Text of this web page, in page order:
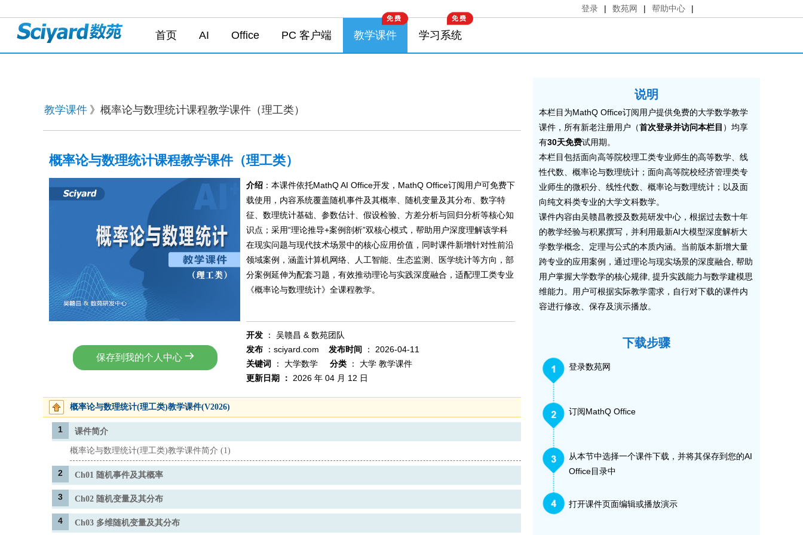
登录 | 数苑网 | 帮助中心 |
首页 AI Office PC 客户端 教学课件 学习系统
教学课件 》概率论与数理统计课程教学课件（理工类）
概率论与数理统计课程教学课件（理工类）
保存到我的个人中心
介绍 ：本课件依托MathQ AI Office开发，MathQ Office订阅用户可免费下
载使用，内容系统覆盖随机事件及其概率、随机变量及其分布、数字特
征、数理统计基础、参数估计、假设检验、方差分析与回归分析等核心知
识点；采用“理论推导+案例剖析”双核心模式，帮助用户深度理解该学科
在现实问题与现代技术场景中的核心应用价值，同时课件新增针对性前沿
领域案例，涵盖计算机网络、人工智能、生态监测、医学统计等方向，部
分案例延伸为配套习题，有效推动理论与实践深度融合，适配理工类专业
《概率论与数理统计》全课程教学。
开发 ： 吴赣昌 & 数苑团队
发布
：sciyard.com 发布时间 ： 2026-04-11
关键词
： 大学数学 分类 ： 大学 教学课件
更新日期
： 2026 年 04 月 12 日
概率论与数理统计(理工类)教学课件(V2026)
1 课件简介
概率论与数理统计(理工类)教学课件简介 (1)
2 Ch01 随机事件及其概率
3 Ch02 随机变量及其分布
4 Ch03 多维随机变量及其分布
说明
本栏目为MathQ Office订阅用户提供免费的大学数学教学
课件，所有新老注册用户（首次登录并访问本栏目 ）均享
有30天免费试用期。
本栏目包括面向高等院校理工类专业师生的高等数学、线
性代数、概率论与数理统计；面向高等院校经济管理类专
业师生的微积分、线性代数、概率论与数理统计；以及面
向纯文科类专业的大学文科数学。
课件内容由吴赣昌教授及数苑研发中心，根据过去数十年
的教学经验与积累撰写，并利用最新AI大模型深度解析大
学数学概念、定理与公式的本质内涵。当前版本新增大量
跨专业的应用案例，通过理论与现实场景的深度融合, 帮助
用户掌握大学数学的核心规律, 提升实践能力与数学建模思
维能力。用户可根据实际教学需求，自行对下载的课件内
容进行修改、保存及演示播放。
下载步骤
登录数苑网
订阅MathQ Office
从本节中选择一个课件下载，并将其保存到您的AI
Office目录中
打开课件页面编辑或播放演示